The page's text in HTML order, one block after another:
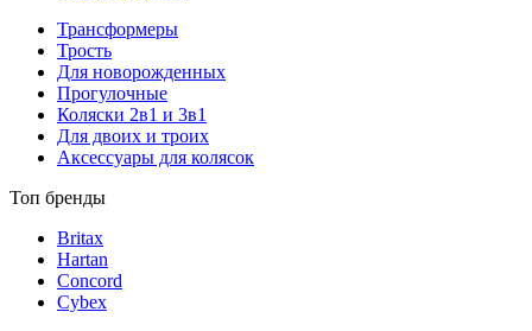
Трансформеры
Трость
Для новорожденных
Прогулочные
Коляски 2в1 и 3в1
Для двоих и троих
Аксессуары для колясок
Топ бренды
Britax
Hartan
Concord
Cybex